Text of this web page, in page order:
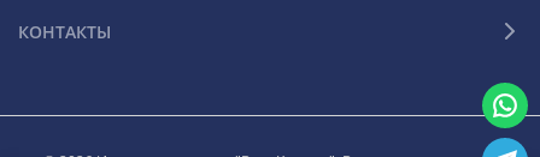
КОНТАКТЫ